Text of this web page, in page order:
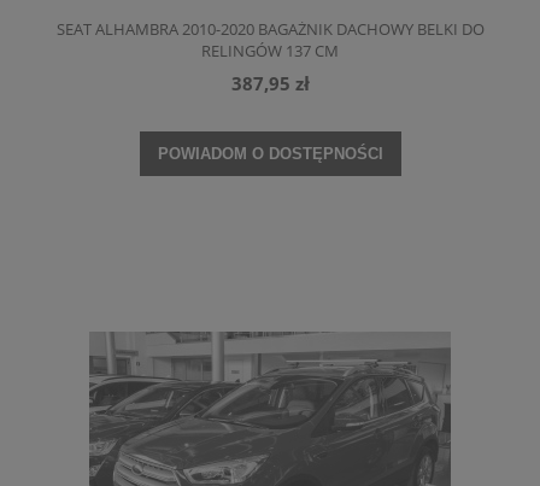
SEAT ALHAMBRA 2010-2020 BAGAŻNIK DACHOWY BELKI DO
RELINGÓW 137 CM
387,95 zł
POWIADOM O DOSTĘPNOŚCI